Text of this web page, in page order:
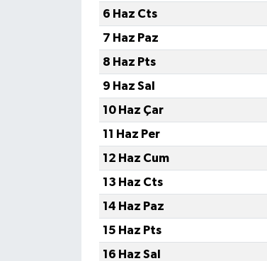
6 Haz Cts
7 Haz Paz
8 Haz Pts
9 Haz Sal
10 Haz Çar
11 Haz Per
12 Haz Cum
13 Haz Cts
14 Haz Paz
15 Haz Pts
16 Haz Sal